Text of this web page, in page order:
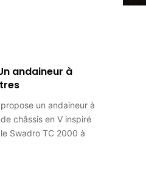
andaineur à
un andaineur à
châssis en V inspiré
Swadro TC 2000 à